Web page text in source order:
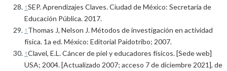
↑SEP. Aprendizajes Claves. Ciudad de México: Secretaría de
Educación Pública. 2017.
↑Thomas J, Nelson J. Métodos de investigación en actividad
física. 1a ed. México: Editorial Paidotribo; 2007.
↑Clavel, E.L. Cáncer de piel y educadores físicos. [Sede web]
USA; 2004. [Actualizado 2007; acceso 7 de diciembre 2021], de